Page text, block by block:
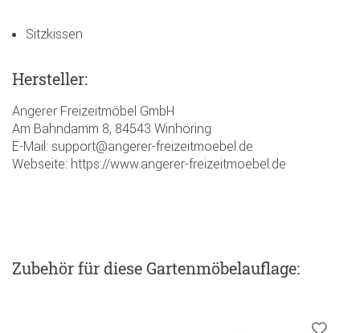
Sitzkissen
Hersteller:
Angerer Freizeitmöbel GmbH
Am Bahndamm 8, 84543 Winhöring
E-Mail: support@angerer-freizeitmoebel.de
Webseite: https://www.angerer-freizeitmoebel.de
Zubehörfür diese Gartenmöbelauflage: